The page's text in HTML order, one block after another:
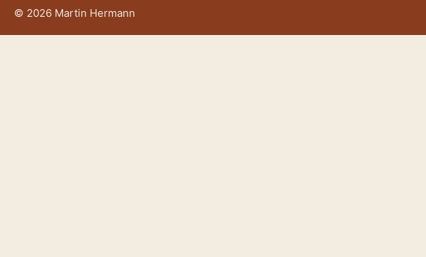
© 2026 Martin Hermann